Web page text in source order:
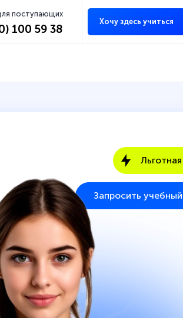
поступающих
100 59 38
Хочу здесь учиться
Запросить